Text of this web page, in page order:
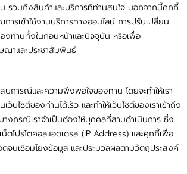
รวมถึงสินค้าและบริการที่ท่านสนใจ นอกจากนี้คุกกี้
ารเข้าใช้งานบริการทางออนไลน์ การปรับเปลี่ยน
องท่านทั้งในก่อนหน้าและปัจจุบัน หรือเพื่อ
ณาและประชาสัมพันธ์
บการณ์และความพึงพอใจของท่าน โดยจะทำให้เรา
ว็บไซต์ของท่านได้เร็ว และทำให้เว็บไซต์ของเราเข้าถึง
งกรณีเราจำเป็นต้องให้บุคคลที่สามดำเนินการ ซึ่ง
น็ตโปรโตคอลแอดเดรส (IP Address) และคุกกี้เพื่อ
จนเชื่อมโยงข้อมูล และประมวลผลตามวัตถุประสงค์